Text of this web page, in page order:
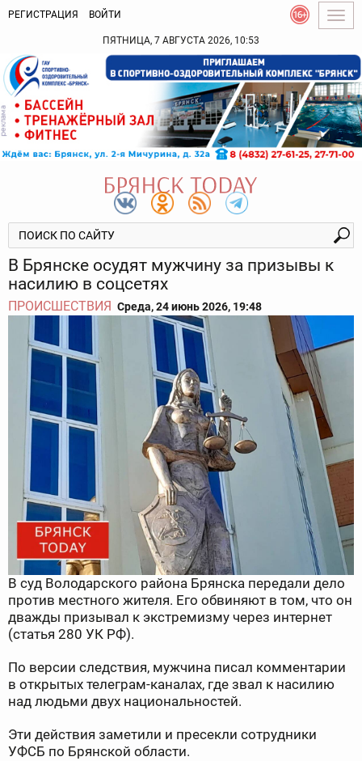
РЕГИСТРАЦИЯ ВОЙТИ
ПЯТНИЦА, 7 АВГУСТА 2026, 10:53
В Брянске осудят мужчину за призывы к
насилию в соцсетях
ПРОИСШЕСТВИЯ Среда, 24 июнь 2026, 19:48
В суд Володарского района Брянска передали дело
против местного жителя. Его обвиняют в том, что он
дважды призывал к экстремизму через интернет
(статья 280 УК РФ).
По версии следствия, мужчина писал комментарии
в открытых телеграм-каналах, где звал к насилию
над людьми двух национальностей.
Эти действия заметили и пресекли сотрудники
УФСБ по Брянской области.